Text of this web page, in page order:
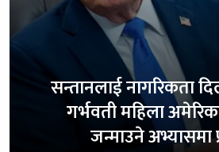
सन्तानलाई नागरिकता
गर्भवती महिला
जन्माउने अभ्यासमा